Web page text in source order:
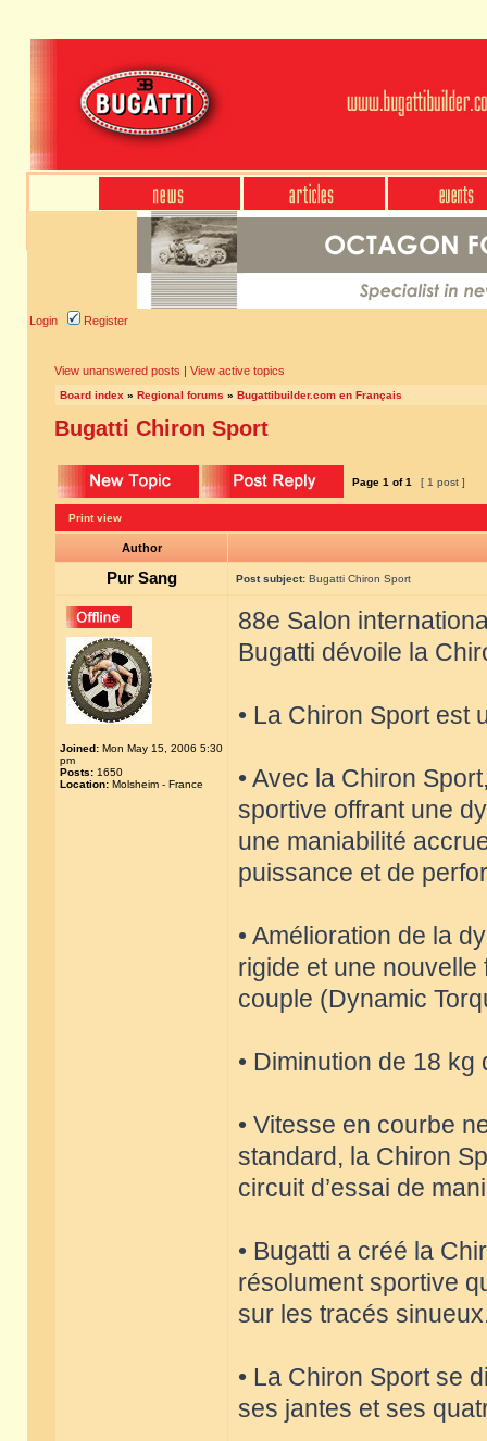
Login Register
View unanswered posts | View active topics
Board index » Regional forums » Bugattibuilder.com en Français
Bugatti Chiron Sport
Page 1 of1 [ 1 post ]
Print view
Author
Pur Sang Post subject: Bugatti Chiron Sport
Joined: Mon May 15, 2006 5:30
pm
Posts: 1650
Location: Molsheim - France
88e Salon
Bugatti dévoile la
• La Chiron Sport est
• Avec la Chiron
sportive offrant une
une maniabilité
puissance et de
• Amélioration de la
rigide et une
couple (Dynamic
• Diminution de 18
• Vitesse en courbe
standard, la Chiron
circuit d’essai de
• Bugatti a créé la
résolument sportive
sur les tracés
• La Chiron Sport se
ses jantes et ses